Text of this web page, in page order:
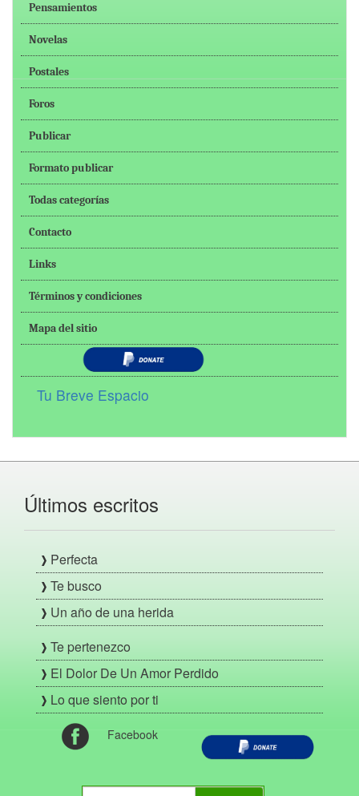
Pensamientos
Novelas
Postales
Foros
Publicar
Formato publicar
Todas categorías
Contacto
Links
Términos y condiciones
Mapa del sitio
Tu Breve Espacio
Últimos escritos
Perfecta
Te busco
Un año de una herida
Te pertenezco
El Dolor De Un Amor Perdido
Lo que siento por ti
Facebook